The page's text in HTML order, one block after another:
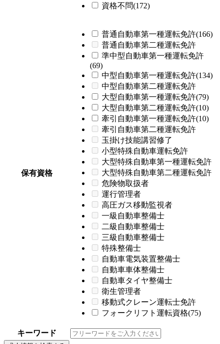
資格不問(172)
保有資格
普通自動車第一種運転免許(166)
普通自動車第二種運転免許
準中型自動車第一種運転免許
(69)
中型自動車第一種運転免許(134)
中型自動車第二種運転免許
大型自動車第一種運転免許(79)
大型自動車第二種運転免許(10)
牽引自動車第一種運転免許(10)
牽引自動車第二種運転免許
玉掛け技能講習修了
小型特殊自動車運転免許
大型特殊自動車第一種運転免許
大型特殊自動車第二種運転免許
危険物取扱者
運行管理者
高圧ガス移動監視者
一級自動車整備士
二級自動車整備士
三級自動車整備士
特殊整備士
自動車電気装置整備士
自動車車体整備士
自動車タイヤ整備士
衛生管理者
移動式クレーン運転士免許
フォークリフト運転資格(75)
キーワード